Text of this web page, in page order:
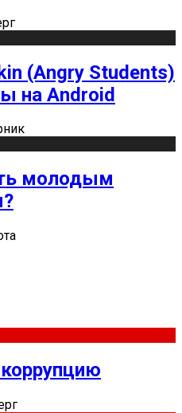
(Angry Students)
на Android
молодым